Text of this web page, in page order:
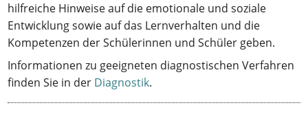
hilfreiche Hinweise auf die emotionale und soziale
Entwicklung sowie auf das Lernverhalten und die
Kompetenzen der Schülerinnen und Schüler geben.
Informationen zu geeigneten diagnostischen Verfahren
finden Sie in der Diagnostik.